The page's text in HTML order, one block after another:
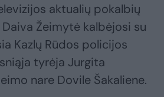
aktualių pokalbių
Žeimytė kalbėjosi su
Kazlų Rūdos policijos
tyrėja Jurgita
nare Dovile Šakaliene.